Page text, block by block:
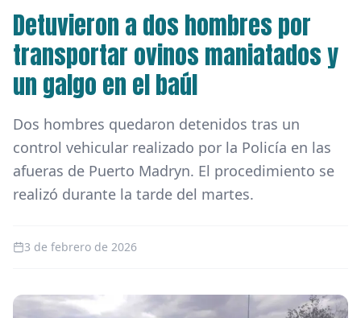
Detuvieron a dos hombres por
transportar ovinos maniatados y
un galgo en el baúl
Dos hombres quedaron detenidos tras un
control vehicular realizado por la Policía en las
afueras de Puerto Madryn. El procedimiento se
realizó durante la tarde del martes.
3 de febrero de 2026